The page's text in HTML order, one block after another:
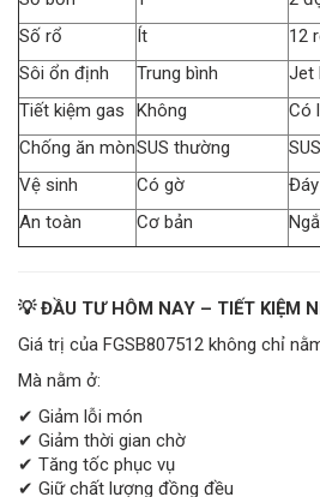
Số rổ
Ít
12
Sôi ổn định
Trung bình
Jet
Tiết kiệm gas
Không
Có
Chống ăn mònSUS thường
Vệ sinh
Có gờ
An toàn
Cơ bản
💡 ĐẦU TƯ HÔM NAY – TIẾT KIỆM
Giá trị của FGSB807512 không chỉ
Mà nằm ở:
✔ Giảm lỗi món
✔ Giảm thời gian chờ
✔ Tăng tốc phục vụ
✔ Giữ chất lượng đồng đều